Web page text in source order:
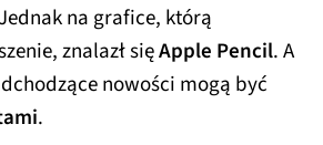
na grafice, którą
znalazł sięApple Pencil. A
nowości mogą być
.